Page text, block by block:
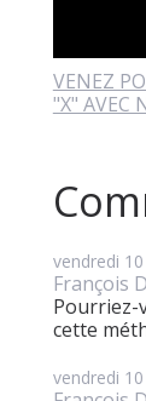
VENEZ
"X" AVEC
vendredi 10
François
Pourriez-
cette
vendredi 10